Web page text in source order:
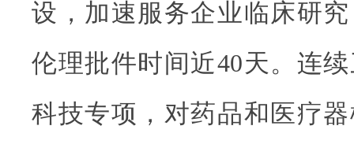
设，加速服务企业临床研
伦理批件时间近40天。连
科技专项，对药品和医疗